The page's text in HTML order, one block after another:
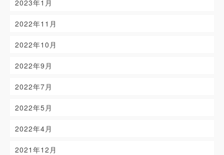
2023年1月
2022年11月
2022年10月
2022年9月
2022年7月
2022年5月
2022年4月
2021年12月